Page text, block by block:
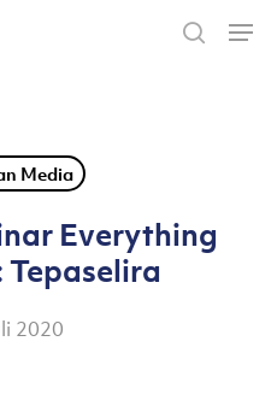
Media
Everything
Tepaselira
2020